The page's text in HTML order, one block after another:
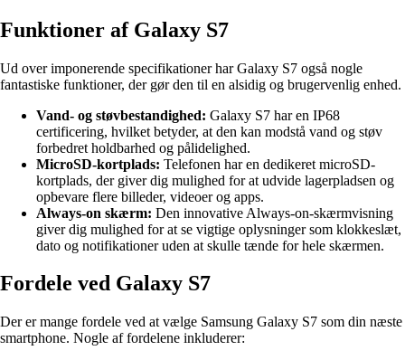
Funktioner af Galaxy S7
Ud over imponerende specifikationer har Galaxy S7 også nogle
fantastiske funktioner, der gør den til en alsidig og brugervenlig enhed.
Vand- og støvbestandighed: Galaxy S7 har en IP68
certificering, hvilket betyder, at den kan modstå vand og støv
forbedret holdbarhed og pålidelighed.
MicroSD-kortplads: Telefonen har en dedikeret microSD-
kortplads, der giver dig mulighed for at udvide lagerpladsen og
opbevare flere billeder, videoer og apps.
Always-on skærm: Den innovative Always-on-skærmvisning
giver dig mulighed for at se vigtige oplysninger som klokkeslæt,
dato og notifikationer uden at skulle tænde for hele skærmen.
Fordele ved Galaxy S7
Der er mange fordele ved at vælge Samsung Galaxy S7 som din næste
smartphone. Nogle af fordelene inkluderer: